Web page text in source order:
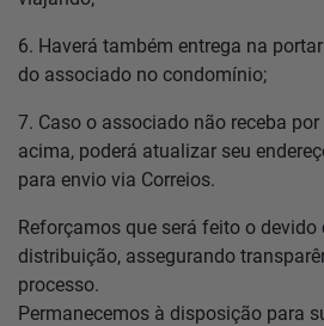
6. Haverá também entrega na
do associado no condomínio;
7. Caso o associado não receba
acima, poderá atualizar seu
para envio via Correios.
Reforçamos que será feito o devido
distribuição, assegurando
processo.
Permanecemos à disposição para